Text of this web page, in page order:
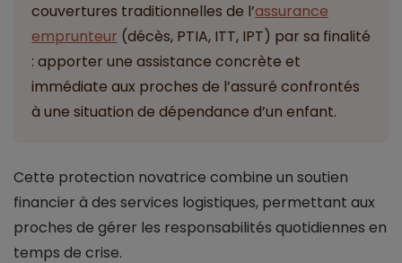
couvertures traditionnelles de l’assurance
emprunteur (décès, PTIA, ITT, IPT) par sa finalité
: apporter une assistance concrète et
immédiate aux proches de l’assuré confrontés
à une situation de dépendance d’un enfant.
Cette protection novatrice combine un soutien
financier à des services logistiques, permettant aux
proches de gérer les responsabilités quotidiennes en
temps de crise.